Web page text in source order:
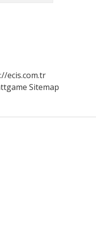
ecis.com.tr
Sitemap